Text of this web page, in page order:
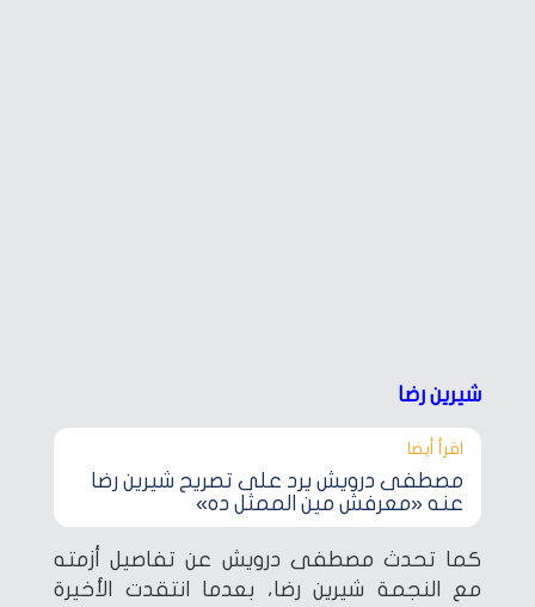
شيرين رضا
اقرأ أيضا‎
مصطفى درويش يرد على تصريح شيرين رضا
عنه «معرفش مين الممثل ده»
كما تحدث مصطفى درويش عن تفاصيل أزمته
مع النجمة شيرين رضا، بعدما انتقدت الأخيرة